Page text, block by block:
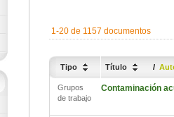
1-20 de 1157 documentos
Tipo Título /
Grupos
de trabajo
Contaminación